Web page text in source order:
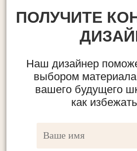
ПОЛУЧИТЕ
Наш дизайнер
выбором
вашего будущего
как